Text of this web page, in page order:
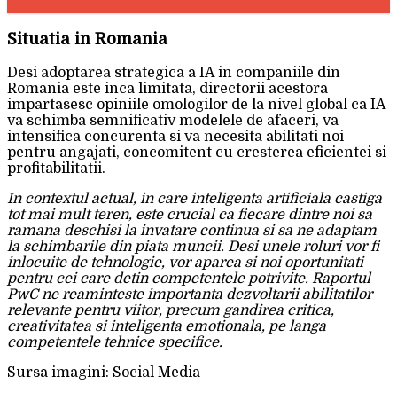
Situatia in Romania
Desi adoptarea strategica a IA in companiile din
Romania este inca limitata, directorii acestora
impartasesc opiniile omologilor de la nivel global ca IA
va schimba semnificativ modelele de afaceri, va
intensifica concurenta si va necesita abilitati noi
pentru angajati, concomitent cu cresterea eficientei si
profitabilitatii.
In contextul actual, in care inteligenta artificiala castiga
tot mai mult teren, este crucial ca fiecare dintre noi sa
ramana deschisi la invatare continua si sa ne adaptam
la schimbarile din piata muncii. Desi unele roluri vor fi
inlocuite de tehnologie, vor aparea si noi oportunitati
pentru cei care detin competentele potrivite. Raportul
PwC ne reaminteste importanta dezvoltarii abilitatilor
relevante pentru viitor, precum gandirea critica,
creativitatea si inteligenta emotionala, pe langa
competentele tehnice specifice.
Sursa imagini: Social Media